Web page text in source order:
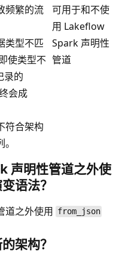
频繁的流
类型不匹
使类型不
录的
会成
符合架构
可用于和不使
用 Lakeflow
Spark 声明性
管道
声明性管道之外使
语法？
道之外使用 from_json
架构？